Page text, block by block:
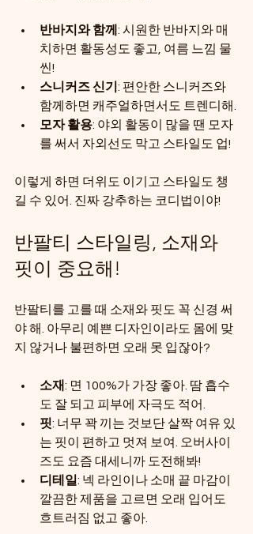
반바지와 함께 : 시원한 반바지와 매
치하면 활동성도 좋고, 여름 느낌 물
씬!
스니커즈 신기 : 편안한 스니커즈와
함께하면 캐주얼하면서도 트렌디해.
모자 활용: 야외 활동이 많을 땐 모자
를 써서 자외선도 막고 스타일도 업!
이렇게 하면 더위도 이기고 스타일도 챙
길 수 있어. 진짜 강추하는 코디법이야!
반팔티 스타일링, 소재와
핏이 중요해!
반팔티를 고를 때 소재와 핏도 꼭 신경 써
야 해. 아무리 예쁜 디자인이라도 몸에 맞
지 않거나 불편하면 오래 못 입잖아?
소재: 면 100%가 가장 좋아. 땀 흡수
도 잘 되고 피부에 자극도 적어.
핏: 너무 꽉 끼는 것보단 살짝 여유 있
는 핏이 편하고 멋져 보여. 오버사이
즈도 요즘 대세니까 도전해봐!
디테일: 넥 라인이나 소매 끝 마감이
깔끔한 제품을 고르면 오래 입어도
흐트러짐 없고 좋아.